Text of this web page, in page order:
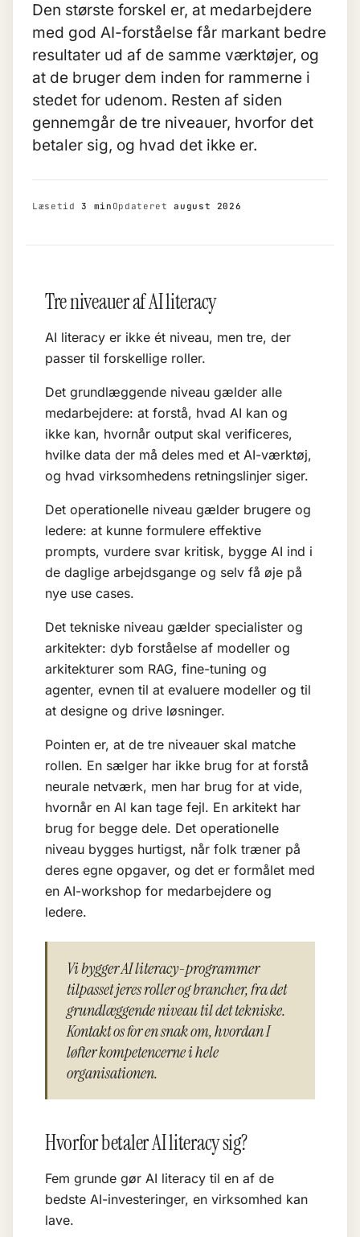
Den største forskel er, at medarbejdere
med god AI-forståelse får markant bedre
resultater ud af de samme værktøjer, og
at de bruger dem inden for rammerne i
stedet for udenom. Resten af siden
gennemgår de tre niveauer, hvorfor det
betaler sig, og hvad det ikke er.
Læsetid3 min Opdateretaugust 2026
Tre niveauer af AI literacy
AI literacy er ikke ét niveau, men tre, der
passer til forskellige roller.
Det grundlæggende niveau gælder alle
medarbejdere: at forstå, hvad AI kan og
ikke kan, hvornår output skal verificeres,
hvilke data der må deles med et AI-værktøj,
og hvad virksomhedens retningslinjer siger.
Det operationelle niveau gælder brugere og
ledere: at kunne formulere effektive
prompts, vurdere svar kritisk, bygge AI ind i
de daglige arbejdsgange og selv få øje på
nye use cases.
Det tekniske niveau gælder specialister og
arkitekter: dyb forståelse af modeller og
arkitekturer som RAG, fine-tuning og
agenter, evnen til at evaluere modeller og til
at designe og drive løsninger.
Pointen er, at de tre niveauer skal matche
rollen. En sælger har ikke brug for at forstå
neurale netværk, men har brug for at vide,
hvornår en AI kan tage fejl. En arkitekt har
brug for begge dele. Det operationelle
niveau bygges hurtigst, når folk træner på
deres egne opgaver, og det er formålet med
en AI-workshop for medarbejdere og
ledere.
Vi bygger AI literacy-programmer
tilpasset jeres roller og brancher, fra det
grundlæggende niveau til det tekniske.
Kontakt os for en snak om, hvordan I
løfter kompetencerne i hele
organisationen.
Hvorfor betaler AI literacy sig?
Fem grunde gør AI literacy til en af de
bedste AI-investeringer, en virksomhed kan
lave.